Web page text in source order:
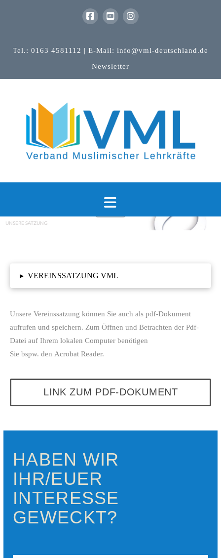
Tel.: 0163 4581112 | E-Mail: info@vml-deutschland.de
Newsletter
Navigation
UNSERE SATZUNG
▸ VEREINSSATZUNG VML
Unsere Vereinssatzung können Sie auch als pdf-Dokument
aufrufen und speichern. Zum Öffnen und Betrachten der Pdf-
Datei auf Ihrem lokalen Computer benötigen
Sie bspw. den Acrobat Reader.
LINK ZUM PDF-DOKUMENT
HABEN WIR
IHR/EUER
INTERESSE
GEWECKT?